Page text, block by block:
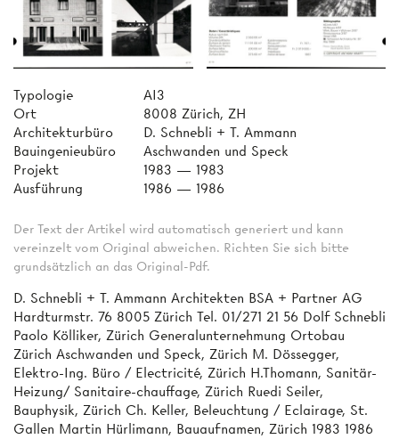
Typologie
AI3
Ort
8008 Zürich, ZH
Architekturbüro
D. Schnebli + T. Ammann
Bauingenieubüro
Aschwanden und Speck
Projekt
1983 — 1983
Ausführung
1986 — 1986
Der Text der Artikel wird automatisch generiert und kann
vereinzelt vom Original abweichen. Richten Sie sich bitte
grundsätzlich an das Original-Pdf.
D. Schnebli + T. Ammann Architekten BSA + Partner AG
Hardturmstr. 76 8005 Zürich Tel. 01/271 21 56 Dolf Schnebli
Paolo Kölliker, Zürich Generalunternehmung Ortobau
Zürich Aschwanden und Speck, Zürich M. Dössegger,
Elektro-Ing. Büro / Electricité, Zürich H.Thomann, Sanitär-
Heizung/ Sanitaire-chauffage, Zürich Ruedi Seiler,
Bauphysik, Zürich Ch. Keller, Beleuchtung / Eclairage, St.
Gallen Martin Hürlimann, Bauaufnamen, Zürich 1983 1986